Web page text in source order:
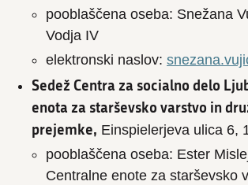
pooblaščena oseba: Snežana
Vodja IV
elektronski naslov:
Sedež Centra za socialno delo
enota za starševsko varstvo in
prejemke, Einspielerjeva ulica 6,
pooblaščena oseba: Ester
Centralne enote za starševsko